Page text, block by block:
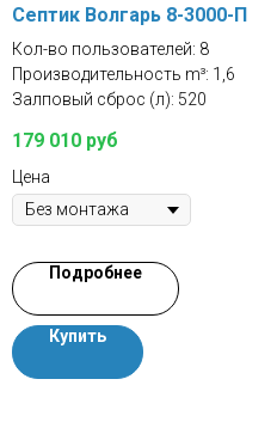
Септик Волгарь 8-3000-П
Кол-во пользователей: 8
Производительность m³: 1,6
Залповый сброс (л): 520
179 010 руб
Цена
Подробнее
Купить